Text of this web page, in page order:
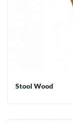
Stool Wood